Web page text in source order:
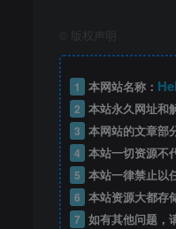
版权声明
1 本网站名称：
2 本站永久网址和
3 本网站的文章部
4 本站一切资源不
5 本站一律禁止以
6 本站资源大都存
7 如有其他问题，